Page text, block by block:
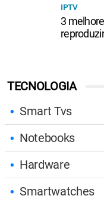
TECNOLOGIA
Smart Tvs
Notebooks
Hardware
Smartwatches
IPTV
3